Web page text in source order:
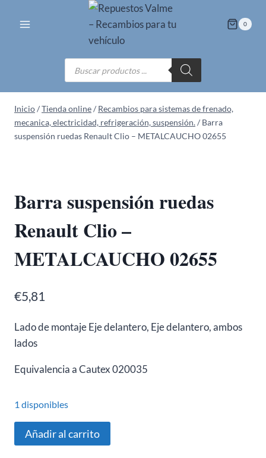
0
Búsqueda
de
productos
Inicio/Tienda online/ Recambios para sistemas de frenado,
mecanica, electricidad, refrigeración, suspensión./ Barra
suspensión ruedas Renault Clio – METALCAUCHO 02655
Barra suspensión ruedas
Renault Clio –
METALCAUCHO 02655
€5,81
Lado de montajeEje delantero, Eje delantero, ambos
lados
Equivalencia a Cautex 020035
1 disponibles
Barra
suspensión
Añadir al carrito